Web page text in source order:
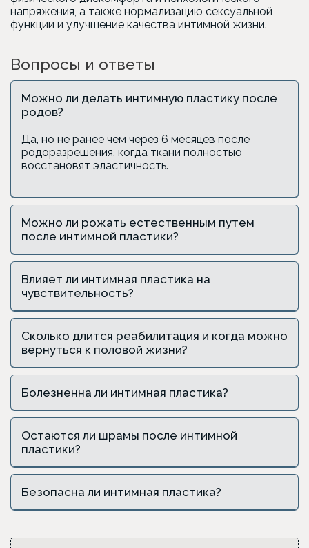
напряжения, а также нормализацию сексуальной
функции и улучшение качества интимной жизни.
Вопросы и ответы
Можно ли делать интимную пластику после
родов?
Да, но не ранее чем через 6 месяцев после
родоразрешения, когда ткани полностью
восстановят эластичность.
Можно ли рожать естественным путем
после интимной пластики?
Влияет ли интимная пластика на
чувствительность?
Сколько длится реабилитация и когда можно
вернуться к половой жизни?
Болезненна ли интимная пластика?
Остаются ли шрамы после интимной
пластики?
Безопасна ли интимная пластика?